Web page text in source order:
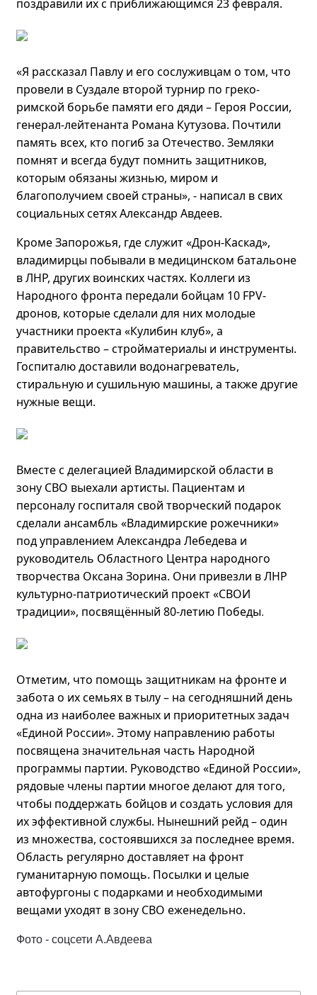
поздравили их с приближающимся 23 февраля.
«Я рассказал Павлу и его сослуживцам о том, что
провели в Суздале второй турнир по греко-
римской борьбе памяти его дяди – Героя России,
генерал-лейтенанта Романа Кутузова. Почтили
память всех, кто погиб за Отечество. Земляки
помнят и всегда будут помнить защитников,
которым обязаны жизнью, миром и
благополучием своей страны», - написал в свих
социальных сетях Александр Авдеев.
Кроме Запорожья, где служит «Дрон-Каскад»,
владимирцы побывали в медицинском батальоне
в ЛНР, других воинских частях. Коллеги из
Народного фронта передали бойцам 10 FPV-
дронов, которые сделали для них молодые
участники проекта «Кулибин клуб», а
правительство – стройматериалы и инструменты.
Госпиталю доставили водонагреватель,
стиральную и сушильную машины, а также другие
нужные вещи.
Вместе с делегацией Владимирской области в
зону СВО выехали артисты. Пациентам и
персоналу госпиталя свой творческий подарок
сделали ансамбль «Владимирские рожечники»
под управлением Александра Лебедева и
руководитель Областного Центра народного
творчества Оксана Зорина. Они привезли в ЛНР
культурно-патриотический проект «СВОИ
традиции», посвящённый 80-летию Победы.
Отметим, что помощь защитникам на фронте и
забота о их семьях в тылу – на сегодняшний день
одна из наиболее важных и приоритетных задач
«Единой России». Этому направлению работы
посвящена значительная часть Народной
программы партии. Руководство «Единой России»,
рядовые члены партии многое делают для того,
чтобы поддержать бойцов и создать условия для
их эффективной службы. Нынешний рейд – один
из множества, состоявшихся за последнее время.
Область регулярно доставляет на фронт
гуманитарную помощь. Посылки и целые
автофургоны с подарками и необходимыми
вещами уходят в зону СВО еженедельно.
Фото - соцсети А.Авдеева